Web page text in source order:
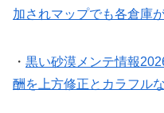
加されマップでも各倉庫
・ 黒い砂漠メンテ情報
酬を上方修正とカラフル